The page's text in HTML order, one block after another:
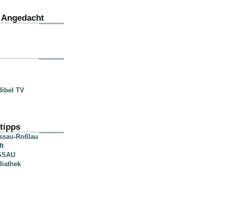
TV
Roßlau